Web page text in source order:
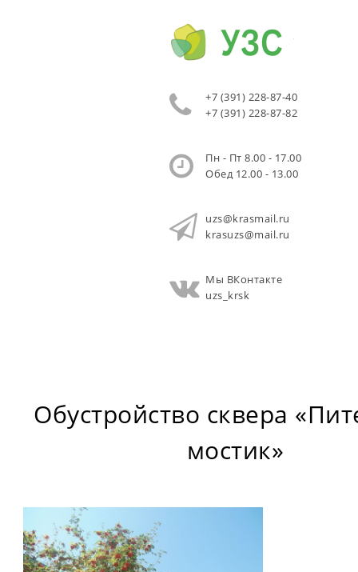
+7 (391) 228-87-40
+7 (391) 228-87-82
Пн - Пт 8.00 - 17.00
Обед 12.00 - 13.00
uzs@krasmail.ru
krasuzs@mail.ru
Мы ВКонтакте
uzs_krsk
Обустройство сквера
мостик»